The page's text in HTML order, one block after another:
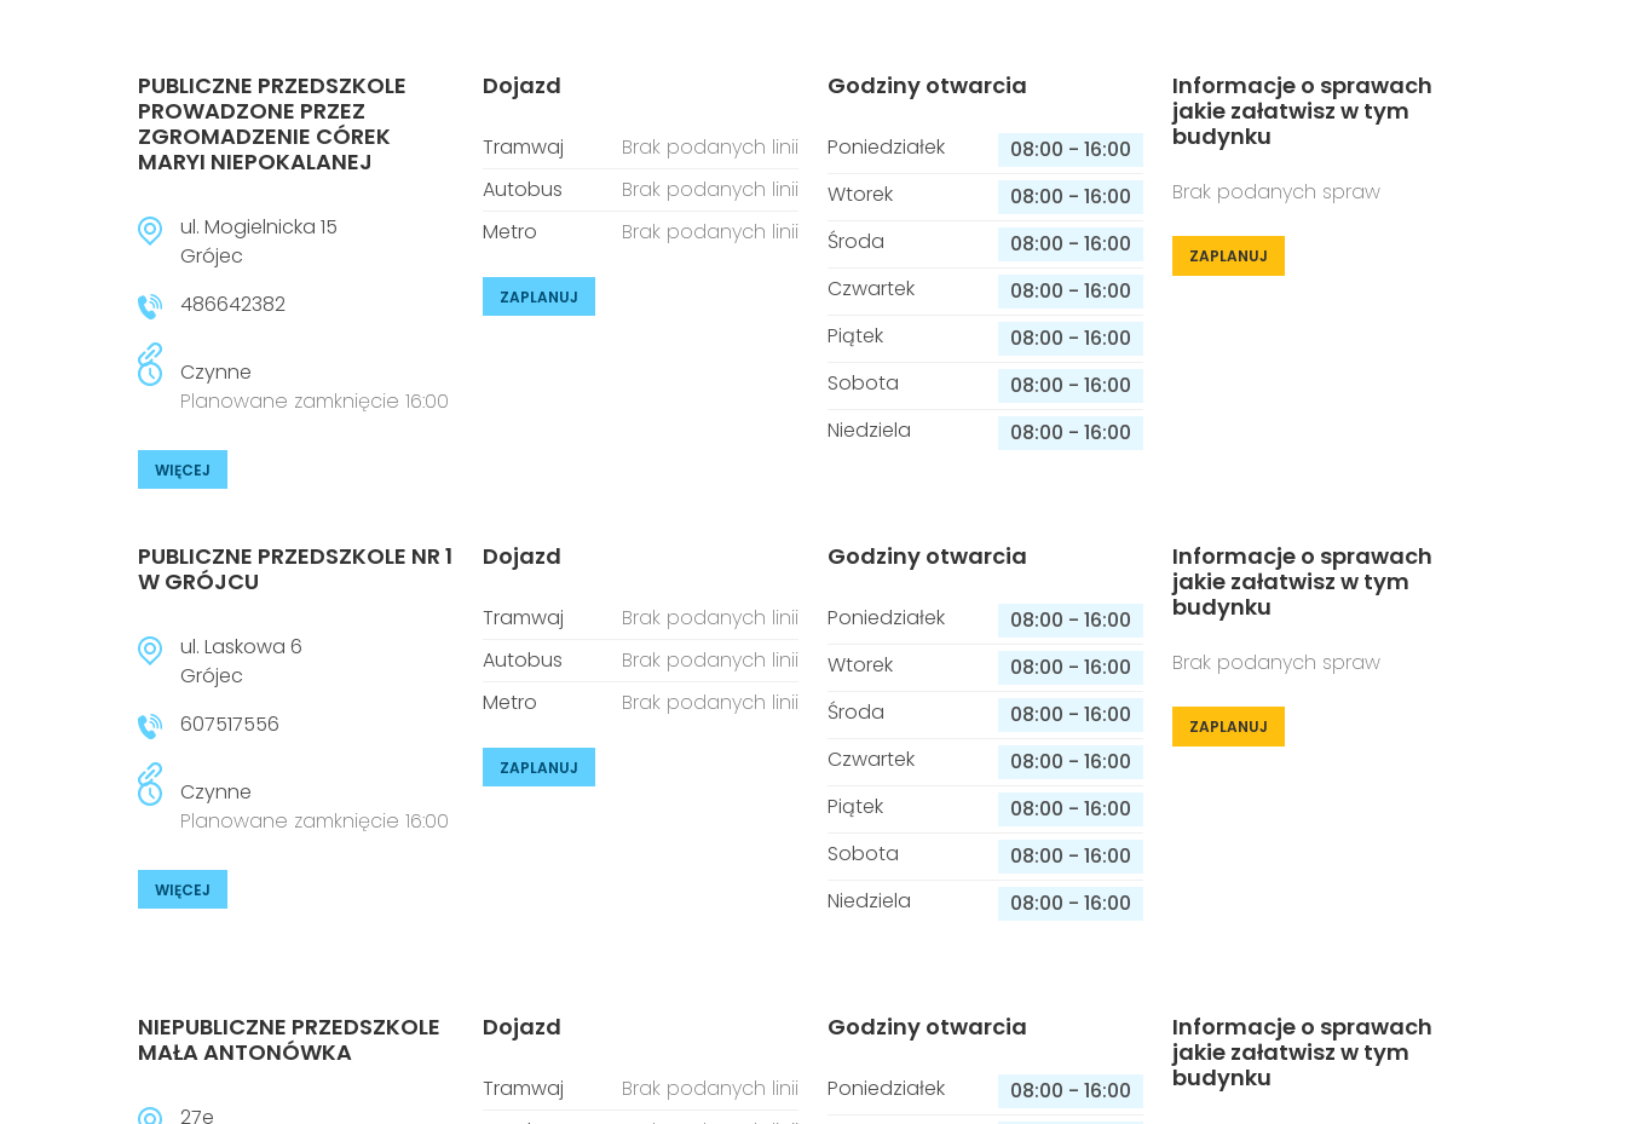
PUBLICZNE PRZEDSZKOLE
PROWADZONE PRZEZ
ZGROMADZENIE CÓREK
MARYI NIEPOKALANEJ
ul. Mogielnicka 15
Grójec
486642382
Czynne
Planowane zamknięcie 16:00
WIĘCEJ
Dojazd
Tramwaj
Brak podanych linii
Autobus
Brak podanych linii
Metro
Brak podanych linii
ZAPLANUJ
Godziny otwarcia
Poniedziałek 08:00 - 16:00
Wtorek
08:00 - 16:00
Środa
08:00 - 16:00
Czwartek
08:00 - 16:00
Piątek
08:00 - 16:00
Sobota
08:00 - 16:00
Niedziela
08:00 - 16:00
Informacje o sprawach
jakie załatwisz w tym
budynku
Brak podanych spraw
ZAPLANUJ
PUBLICZNE PRZEDSZKOLE NR 1
W GRÓJCU
ul. Laskowa 6
Grójec
607517556
Czynne
Planowane zamknięcie 16:00
WIĘCEJ
Dojazd
Tramwaj
Brak podanych linii
Autobus
Brak podanych linii
Metro
Brak podanych linii
ZAPLANUJ
Godziny otwarcia
Poniedziałek 08:00 - 16:00
Wtorek
08:00 - 16:00
Środa
08:00 - 16:00
Czwartek
08:00 - 16:00
Piątek
08:00 - 16:00
Sobota
08:00 - 16:00
Niedziela
08:00 - 16:00
Informacje o sprawach
jakie załatwisz w tym
budynku
Brak podanych spraw
ZAPLANUJ
NIEPUBLICZNE PRZEDSZKOLE
MAŁA ANTONÓWKA
27e
Dojazd
Tramwaj
Brak podanych linii
Godziny otwarcia
Poniedziałek 08:00 - 16:00
Informacje o sprawach
jakie załatwisz w tym
budynku